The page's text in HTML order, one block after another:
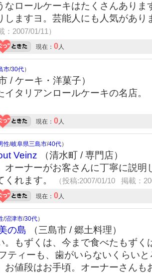
なロールケーキはたくさんありま
しますヨ。芸能人にも人気があり
2007/01/11）
現在： 0人
市/30代）
/ ケーキ・洋菓子）
イタリアンロールケーキの名店。
現在： 0人
性/岐阜県三島市/40代）
Veinz （清水町 / 専門店）
オーナーがお客さんに丁寧に説明
くれます。
（投稿:2007/01/10 掲載：
現在： 0人
/沼津市/30代）
の島 （三島市 / 郷土料理）
。もずくは、今まで食べたもずく
ティーも、歯がいらないくらい
お値段はお手頃。オーナーさん